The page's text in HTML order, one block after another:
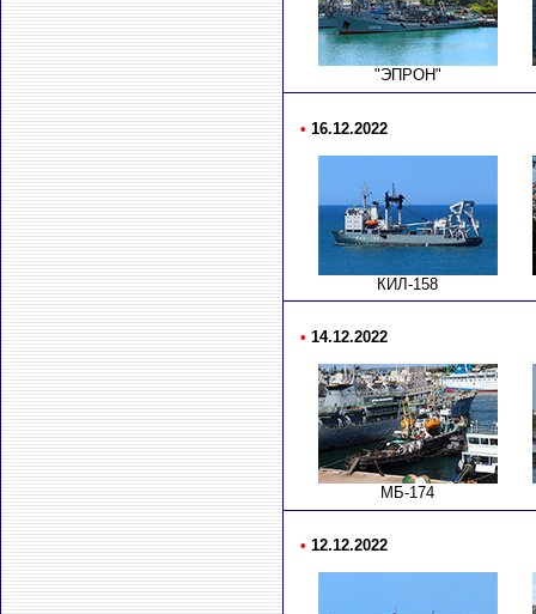
"ЭПРОН"
• 16.12.2022
КИЛ-158
• 14.12.2022
МБ-174
• 12.12.2022